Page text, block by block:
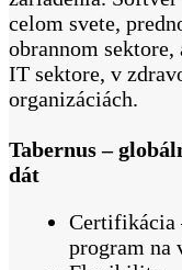
celom svete,
obrannom
IT sektore, v
organizáciách.
Tabernus –
dát
Certifikácia
program na